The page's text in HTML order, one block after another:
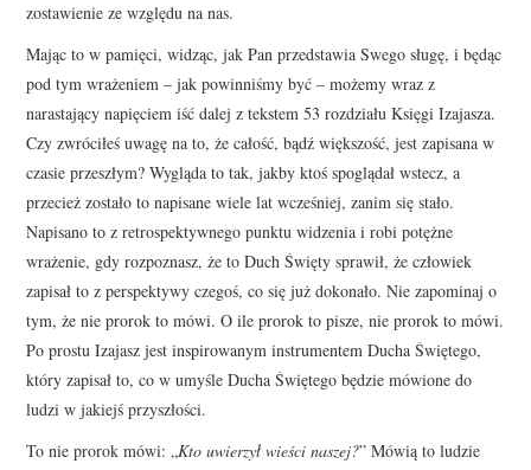
zostawienie ze względu na nas.
Mając to w pamięci, widząc, jak Pan przedstawia Swego sługę, i będąc
pod tym wrażeniem – jak powinniśmy być – możemy wraz z
narastający napięciem iść dalej z tekstem 53 rozdziału Księgi Izajasza.
Czy zwróciłeś uwagę na to, że całość, bądź większość, jest zapisana w
czasie przeszłym? Wygląda to tak, jakby ktoś spoglądał wstecz, a
przecież zostało to napisane wiele lat wcześniej, zanim się stało.
Napisano to z retrospektywnego punktu widzenia i robi potężne
wrażenie, gdy rozpoznasz, że to Duch Święty sprawił, że człowiek
zapisał to z perspektywy czegoś, co się już dokonało. Nie zapominaj o
tym, że nie prorok to mówi. O ile prorok to pisze, nie prorok to mówi.
Po prostu Izajasz jest inspirowanym instrumentem Ducha Świętego,
który zapisał to, co w umyśle Ducha Świętego będzie mówione do
ludzi w jakiejś przyszłości.
To nie prorok mówi: „Kto uwierzył wieści naszej?” Mówią to ludzie